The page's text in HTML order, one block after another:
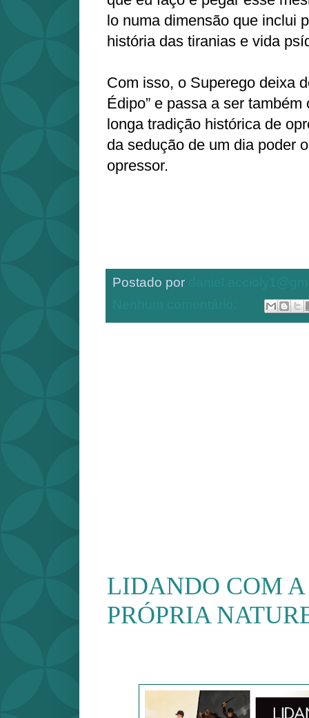
lo numa dimensão que inclui
história das tiranias e vida
Com isso, o Superego deixa
Édipo” e passa a ser
longa tradição histórica de
da sedução de um dia poder
opressor.
Postado por
LIDANDO COM A
PRÓPRIA